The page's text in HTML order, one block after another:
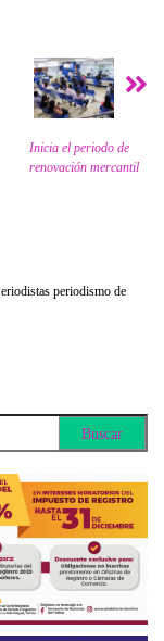
Inicia el periodo de
renovación mercantil
periodismo de